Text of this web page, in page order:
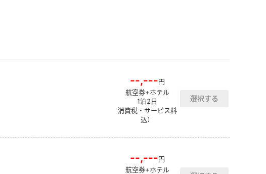
--,---円
航空券+ホテル
1泊2日
消費税・サービス料
込）
--,---円
航空券+ホテル